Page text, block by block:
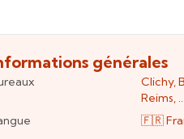
générales
Clichy,
Reims,
🇫🇷